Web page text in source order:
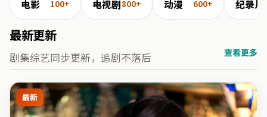
电影 100+ 电视剧800+ 动漫 600+ 纪录片
最新更新
剧集综艺同步更新，追剧不落后 查看更多
最新